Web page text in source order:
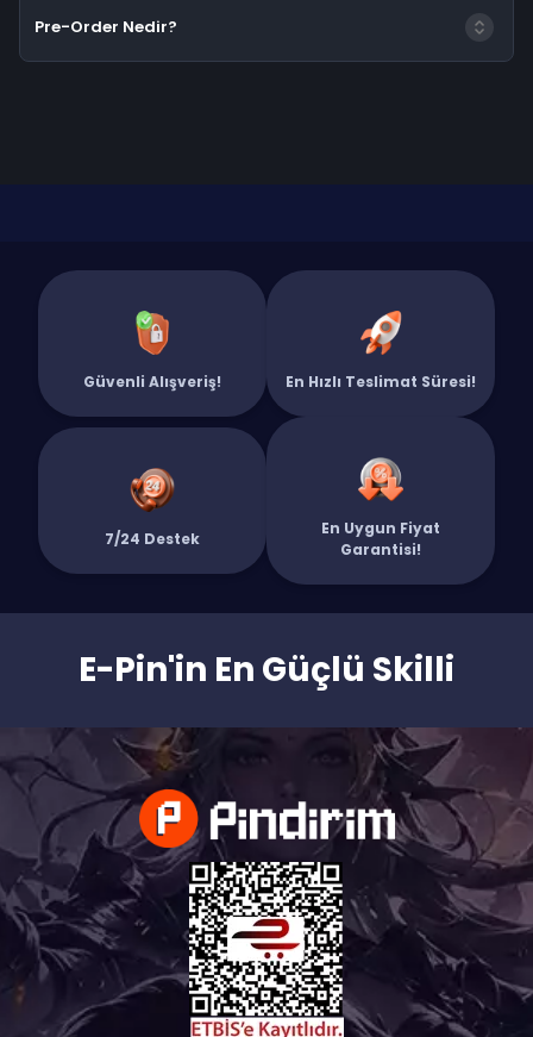
Pre-Order Nedir?
Güvenli Alışveriş! En Hızlı Teslimat Süresi!
7/24 Destek
En Uygun Fiyat
Garantisi!
E-Pin'in En Güçlü Skilli